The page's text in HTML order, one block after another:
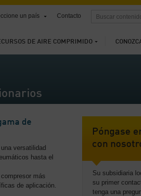
DE AIRE COMPRIMIDO
un país Contacto
de
versatilidad
hasta el
más
de aplicación.
Póngase
con
Su subsidiaria
su primer
tenga una